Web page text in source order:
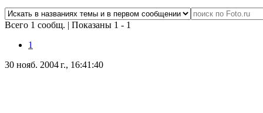
Всего 1 сообщ. | Показаны 1 - 1
1
30 нояб. 2004 г., 16:41:40